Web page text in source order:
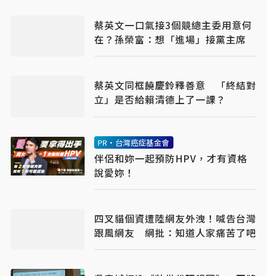
蔡英文一口氣接3個競總主委用意何
在？孫榮富：想「進場」接黨主席
蔡英文同框饒慶鈴釋善意 「終結對
立」是否給賴清德上了一課？
PR・台灣癌症基金會
伴侶和妳一起預防HPV，才有資格
說愛妳！
四叉貓個資遭陸網友外洩！喊告台灣
跟風網友 網批：知道人家痛苦了吧